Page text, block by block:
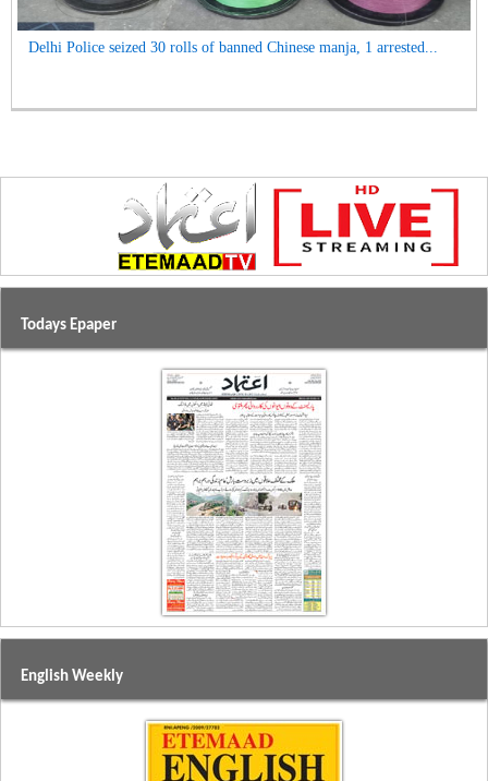
Delhi Police seized 30 rolls of banned Chinese manja, 1 arrested...
Todays Epaper
English Weekly